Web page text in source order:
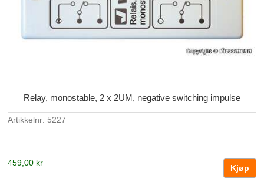
Relay, monostable, 2 x 2UM, negative switching impulse
Artikkelnr: 5227
459,00 kr